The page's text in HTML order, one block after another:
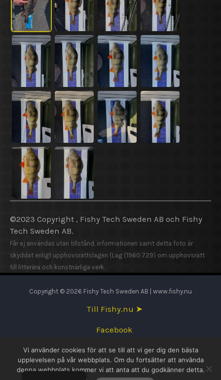
©2023 Copyright , Fishy Tech Sweden AB och Fishy
Tech Sweden AB.
Får ej användas utan tillstånd, informationen samt detta foto är
skyddat enligt upphovsrättslagen (Lag (1960:729) om upphovsrätt
till litterära och konstnärliga verk.
Copyright © 2026 Fishy Tech Sweden AB | www.fishy.nu
Till Fishy.nu ➤
Facebook
English
Svenska
Vi använder cookies för att se till att vi ger dig den bästa
upplevelsen på vår webbplats. Om du fortsätter att använda
denna webbplats kommer vi att anta att du godkänner detta.